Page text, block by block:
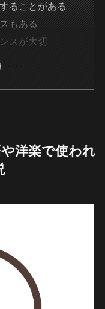
ることがある
もある
スが大切
洋楽で使われ